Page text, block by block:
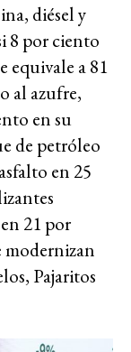
diésel y
8 por ciento
equivale a 81
al azufre,
en su
de petróleo
en 25
21 por
modernizan
Pajaritos